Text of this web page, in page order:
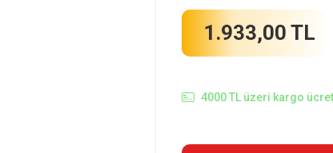
1.933,00 TL
4000 TL üzeri kargo